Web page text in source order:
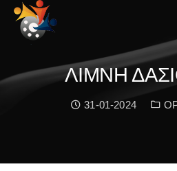
ΛΙΜΝΗ
Date:
31-01-2024